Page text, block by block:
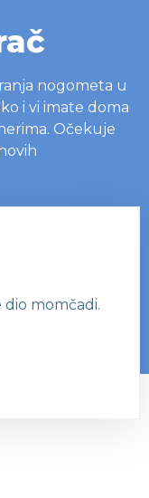
nogometa u
i vi imate doma
Očekuje
momčadi.